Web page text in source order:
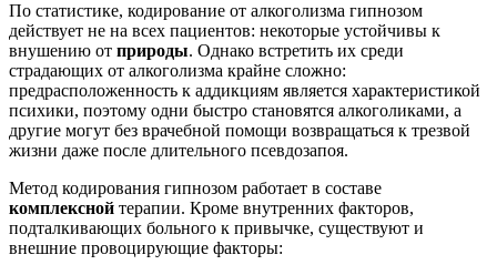
По статистике, кодирование от алкоголизма гипнозом
действует не на всех пациентов: некоторые устойчивы к
внушению от природы. Однако встретить их среди
страдающих от алкоголизма крайне сложно:
предрасположенность к аддикциям является характеристикой
психики, поэтому одни быстро становятся алкоголиками, а
другие могут без врачебной помощи возвращаться к трезвой
жизни даже после длительного псевдозапоя.
Метод кодирования гипнозом работает в составе
комплексной терапии. Кроме внутренних факторов,
подталкивающих больного к привычке, существуют и
внешние провоцирующие факторы: